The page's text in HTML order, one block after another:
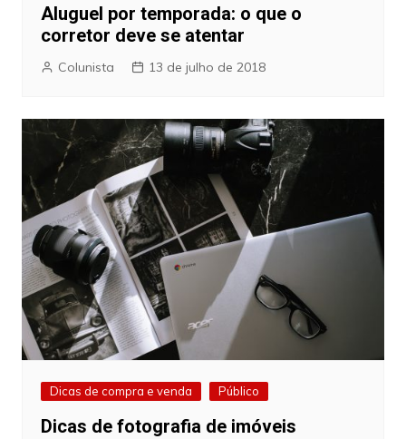
Aluguel por temporada: o que o
corretor deve se atentar
Colunista 13 de julho de 2018
Dicas de compra e venda Público
Dicas de fotografia de imóveis